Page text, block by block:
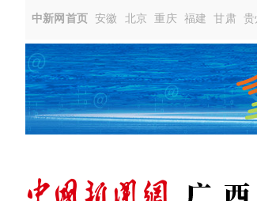
中新网首页 安徽 北京 重庆 福建 甘肃 贵